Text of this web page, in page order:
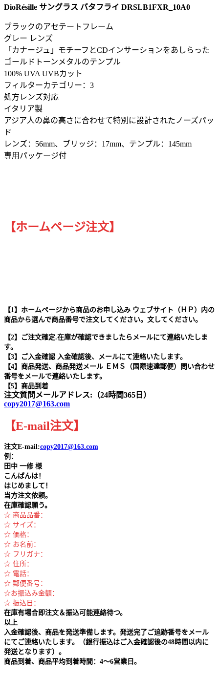
DioRésille サングラス バタフライ DRSLB1FXR_10A0
ブラックのアセテートフレーム
グレー レンズ
「カナージュ」モチーフとCDインサーションをあしらった
ゴールドトーンメタルのテンプル
100% UVA UVBカット
フィルターカテゴリー：3
処方レンズ対応
イタリア製
アジア人の鼻の高さに合わせて特別に設計されたノーズパッ
ド
レンズ：56mm、ブリッジ：17mm、テンプル：145mm
専用パッケージ付
【ホームページ注文】
【1】ホームページから商品のお申し込み ウェブサイト（ＨＰ）内の
商品から選んで商品番号で注文してください。文してください。
【2】ご注文確定.在庫が確認できましたらメールにて連絡いたしま
す。
【3】ご入金確認 入金確認後、メールにて連絡いたします。
【4】商品発送、商品発送メール ＥＭＳ（国際速達郵便）問い合わせ
番号をメールで連絡いたします。
【5】商品到着
注文質問メールアドレス:（24時間365日）
copy2017@163.com
【E-mail注文】
注文E-mail:copy2017@163.com
例：
田中 一修 様
こんばんは！
はじめまして！
当方注文依頼。
在庫確認願う。
☆ 商品品番：
☆ サイズ：
☆ 価格：
☆ お名前：
☆ フリガナ：
☆ 住所：
☆ 電話：
☆ 郵便番号：
☆お振込み金額：
☆ 振込日：
在庫有場合即注文＆振込可能連絡待つ。
以上
入金確認後、商品を発送準備します。発送完了ご追跡番号をメール
にてご連絡いたします。（銀行振込はご入金確認後の48時間以内に
発送となります）。
商品到着、商品平均到着時間：4～6営業日。